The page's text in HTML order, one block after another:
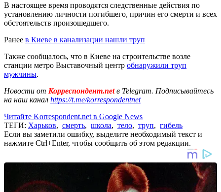
В настоящее время проводятся следственные действия по
установлению личности погибшего, причин его смерти и всех
обстоятельств произошедшего.
Ранее в Киеве в канализации нашли труп
Также сообщалось, что в Киеве на строительстве возле
станции метро Выставочный центр обнаружили труп
мужчины.
Новости от Корреспондент.netв Telegram. Подписывайтесь
на наш канал https://t.me/korrespondentnet
Читайте Korrespondent.net в Google News
ТЕГИ: Харьков, смерть, школа, тело, труп, гибель
Если вы заметили ошибку, выделите необходимый текст и
нажмите Ctrl+Enter, чтобы сообщить об этом редакции.